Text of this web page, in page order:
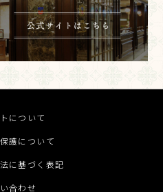
について
護について
に基づく表記
合わせ